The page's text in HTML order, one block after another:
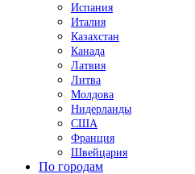
Испания
Италия
Казахстан
Канада
Латвия
Литва
Молдова
Нидерланды
США
Франция
Швейцария
По городам